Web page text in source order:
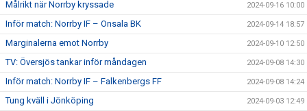
Målrikt när Norrby kryssade 2024-09-16 10:00
Inför match: Norrby IF – Onsala BK 2024-09-14 18:57
Marginalerna emot Norrby 2024-09-10 12:50
TV: Översjös tankar inför måndagen 2024-09-08 14:30
Inför match: Norrby IF – Falkenbergs FF 2024-09-08 14:24
Tung kväll i Jönköping 2024-09-03 12:49